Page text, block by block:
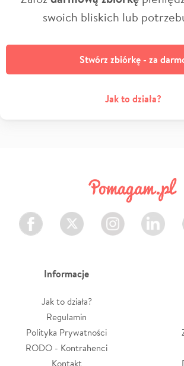
swoich bliskich lub
Stwórz zbiórkę - za
Jak to działa?
Facebook Twitter Instagram LinkedIn
Informacje
Jak to działa?
Regulamin
Polityka Prywatności
RODO - Kontrahenci
Kontakt